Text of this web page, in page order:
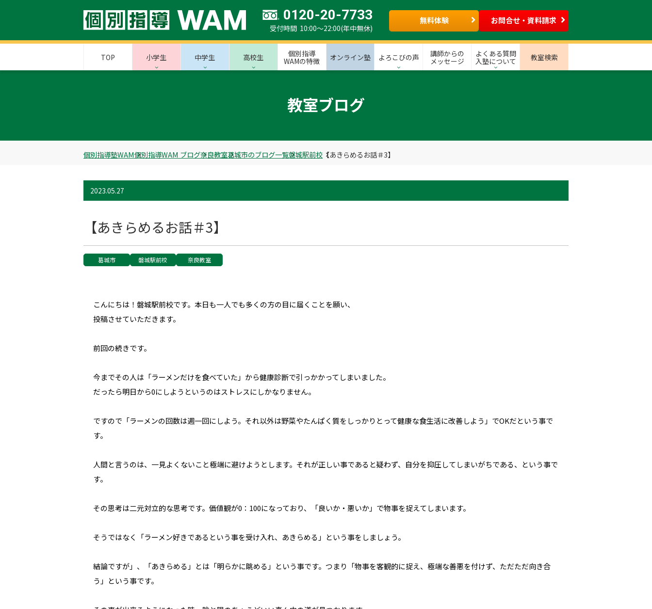
0120-20-7733
受付時間 10:00～22:00(年中無休)
無料体験 お問合せ・資料請求
TOP 小学生 中学生 高校生
個別指導
WAMの特徴
オンライン塾 よろこびの声
講師からの
メッセージ
よくある質問
入塾について
教室検索
教室ブログ
個別指導塾WAM個別指導WAM ブログ奈良教室葛城市のブログ一覧磐城駅前校 【あきらめるお話＃3】
2023.05.27
【あきらめるお話＃3】
葛城市 磐城駅前校 奈良教室
こんにちは！磐城駅前校です。本日も一人でも多くの方の目に届くことを願い、
投稿させていただきます。
前回の続きです。
今までその人は「ラーメンだけを食べていた」から健康診断で引っかかってしまいました。
だったら明日から0にしようというのはストレスにしかなりません。
ですので「ラーメンの回数は週一回にしよう。それ以外は野菜やたんぱく質をしっかりとって健康な食生活に改善しよう」でOKだという事で
す。
人間と言うのは、一見よくないこと極端に避けようとします。それが正しい事であると疑わず、自分を抑圧してしまいがちである、という事で
す。
その思考は二元対立的な思考です。価値観が0：100になっており、「良いか・悪いか」で物事を捉えてしまいます。
そうではなく「ラーメン好きであるという事を受け入れ、あきらめる」という事をしましょう。
結論ですが」、「あきらめる」とは「明らかに眺める」という事です。つまり「物事を客観的に捉え、極端な善悪を付けず、ただただ向き合
う」という事です。